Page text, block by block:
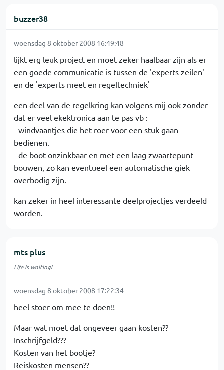
buzzer38
woensdag 8 oktober 2008 16:49:48
lijkt erg leuk project en moet zeker haalbaar zijn als er
een goede communicatie is tussen de 'experts zeilen'
en de 'experts meet en regeltechniek'
een deel van de regelkring kan volgens mij ook zonder
dat er veel ekektronica aan te pas vb :
- windvaantjes die het roer voor een stuk gaan
bedienen.
- de boot onzinkbaar en met een laag zwaartepunt
bouwen, zo kan eventueel een automatische giek
overbodig zijn.
kan zeker in heel interessante deelprojectjes verdeeld
worden.
mts plus
Life is waiting!
woensdag 8 oktober 2008 17:22:34
heel stoer om mee te doen!!
Maar wat moet dat ongeveer gaan kosten??
Inschrijfgeld???
Kosten van het bootje?
Reiskosten mensen??